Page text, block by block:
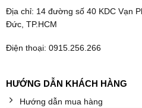
Địa chỉ: 14 đường số 40 KDC Vạn
Đức, TP.HCM
Điện thoại: 0915.256.266
HƯỚNG DẪN KHÁCH HÀNG
Hướng dẫn mua hàng